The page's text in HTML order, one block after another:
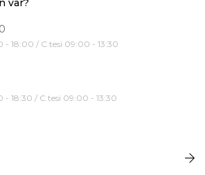
var?
18:00 / C.tesi 09:00 - 13:30
18:30 / C.tesi 09:00 - 13:30